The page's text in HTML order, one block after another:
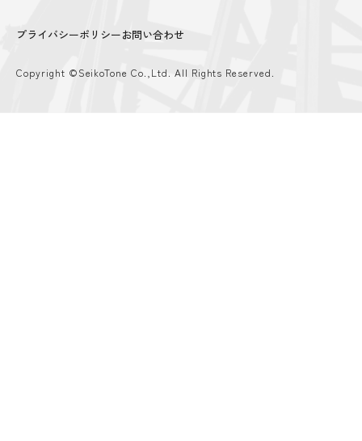
プライバシーポリシーお問い合わせ
Copyright ©SeikoTone Co.,Ltd. All Rights Reserved.